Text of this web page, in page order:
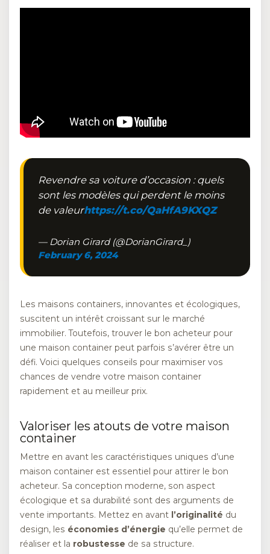
Revendre sa voiture d’occasion : quels
sont les modèles qui perdent le moins
de valeurhttps://t.co/QaHfA9KXQZ
— Dorian Girard (@DorianGirard_)
February 6, 2024
Les maisons containers, innovantes et écologiques,
suscitent un intérêt croissant sur le marché
immobilier. Toutefois, trouver le bon acheteur pour
une maison container peut parfois s’avérer être un
défi. Voici quelques conseils pour maximiser vos
chances de vendre votre maison container
rapidement et au meilleur prix.
Valoriser les atouts de votre maison
container
Mettre en avant les caractéristiques uniques d’une
maison container est essentiel pour attirer le bon
acheteur. Sa conception moderne, son aspect
écologique et sa durabilité sont des arguments de
vente importants. Mettez en avant l’originalité du
design, les économies d’énergie qu’elle permet de
réaliser et la robustesse de sa structure.